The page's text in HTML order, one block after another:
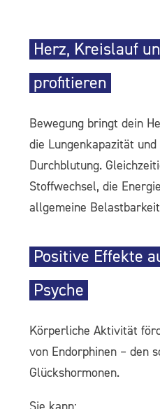
Herz, Kreislauf
profitieren
Bewegung bringt dein
die Lungenkapazität
Durchblutung.
Stoffwechsel, die
allgemeine
Positive Effekte
Psyche
Körperliche Aktivität
von Endorphinen – den
Glückshormonen.
Sie kann: